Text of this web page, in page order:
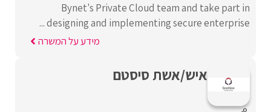
Bynet's Private Cloud team and take part in
designing and implementing secure enterprise ...
מידע על המשרה
איש/אשת סיסטם